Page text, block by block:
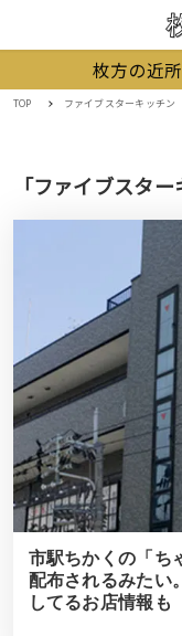
枚方の近
TOP ファイブスターキッチン
「ファイブスタ
市駅ちかくの「ち
配布されるみたい
してるお店情報も